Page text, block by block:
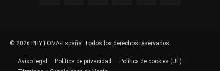
© 2026 PHYTOMA-España. Todos los derechos reservados.
Aviso legal Política de privacidad
Política de cookies (UE)